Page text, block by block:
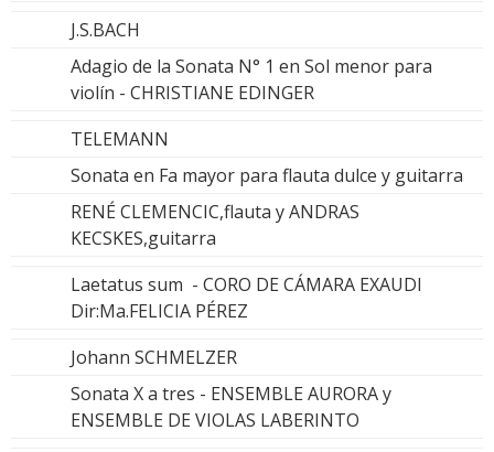
J.S.BACH
Adagio de la Sonata N° 1 en Sol menor para
violín - CHRISTIANE EDINGER
TELEMANN
Sonata en Fa mayor para flauta dulce y guitarra
RENÉ CLEMENCIC,flauta y ANDRAS
KECSKES,guitarra
Laetatus sum - CORO DE CÁMARA EXAUDI
Dir:Ma.FELICIA PÉREZ
Johann SCHMELZER
Sonata X a tres - ENSEMBLE AURORA y
ENSEMBLE DE VIOLAS LABERINTO